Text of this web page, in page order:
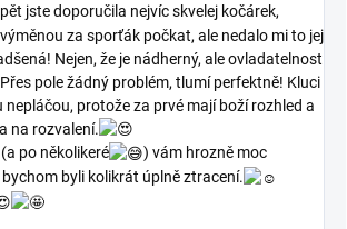
jste doporučila nejvíc skvelej kočárek,
výměnou za sporťák počkat, ale nedalo mi to jej
Nejen, že je nádherný, ale ovladatelnost
pole žádný problém, tlumí perfektně! Kluci
nepláčou, protože za prvé mají boží rozhled a
na rozvalení.
po několikeré
) vám hrozně moc
byli kolikrát úplně ztracení.